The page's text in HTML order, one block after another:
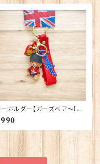
ーホルダー【ガーズベア〜LO
〜】Elgate Products